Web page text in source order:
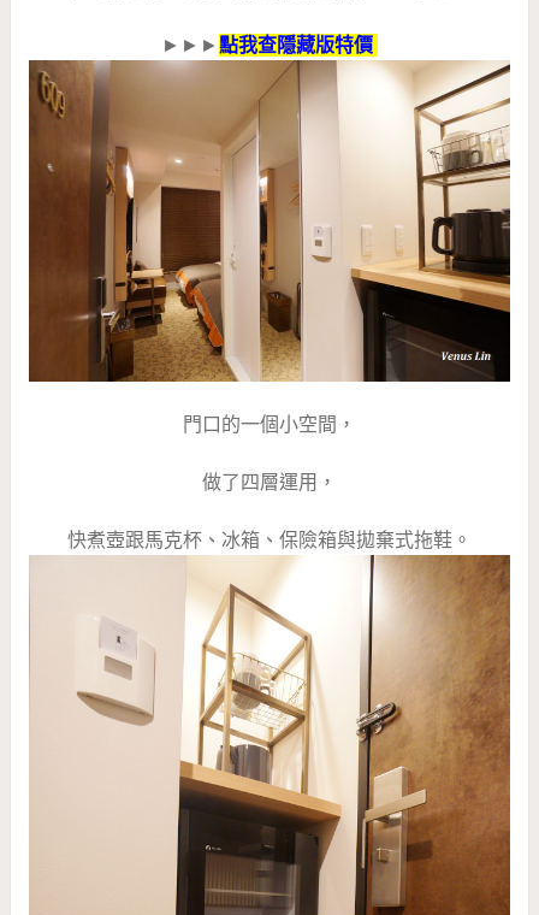
►►► 點我查隱藏版特價
門口的一個小空間，
做了四層運用，
快煮壺跟馬克杯、冰箱、保險箱與拋棄式拖鞋。